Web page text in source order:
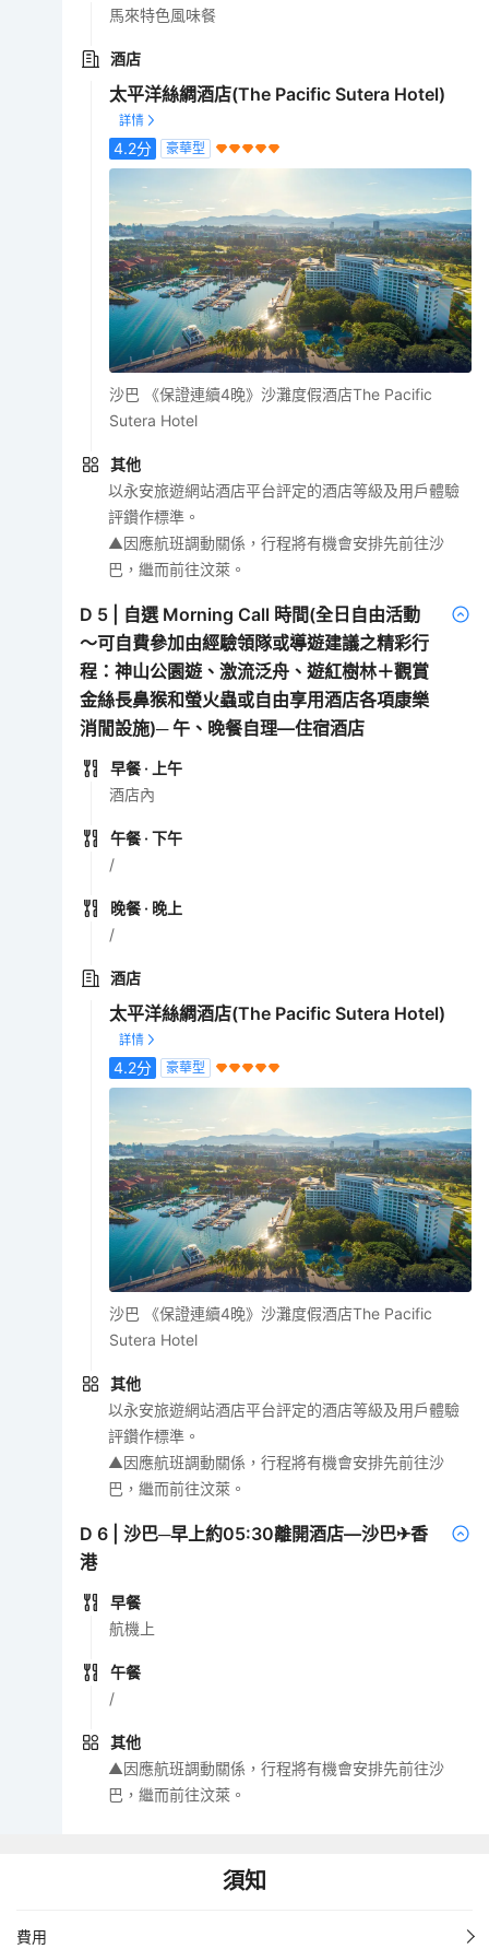
馬來特色風味餐
酒店
太平洋絲綢酒店(The Pacific Sutera Hotel)
4.2分 豪華型
沙巴 《保證連續4晚》沙灘度假酒店The Pacific
Sutera Hotel
其他
以永安旅遊網站酒店平台評定的酒店等級及用戶體驗
評鑽作標準。
▲因應航班調動關係，行程將有機會安排先前往沙
巴，繼而前往汶萊。
D 5
自選 Morning Call 時間(全日自由活動
～可自費參加由經驗領隊或導遊建議之精彩行
程：神山公園遊、激流泛舟、遊紅樹林＋觀賞
金絲長鼻猴和螢火蟲或自由享用酒店各項康樂
消閒設施)─ 午、晚餐自理—住宿酒店
早餐 · 上午
酒店內
午餐 · 下午
/
晚餐 · 晚上
/
酒店
太平洋絲綢酒店(The Pacific Sutera Hotel)
4.2分 豪華型
沙巴 《保證連續4晚》沙灘度假酒店The Pacific
Sutera Hotel
其他
以永安旅遊網站酒店平台評定的酒店等級及用戶體驗
評鑽作標準。
▲因應航班調動關係，行程將有機會安排先前往沙
巴，繼而前往汶萊。
D6 |沙巴─早上約05:30離開酒店—沙巴✈香
港
早餐
航機上
午餐
/
其他
▲因應航班調動關係，行程將有機會安排先前往沙
巴，繼而前往汶萊。
須知
費用